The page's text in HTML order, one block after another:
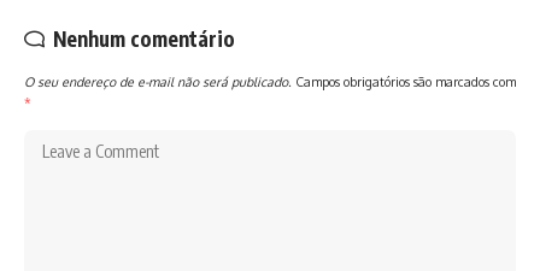
Nenhum comentário
O seu endereço de e-mail não será publicado. Campos obrigatórios são marcados com
*